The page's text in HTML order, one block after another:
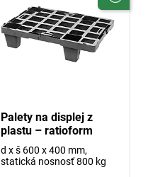
Palety na displej z
plastu – ratioform
d x š 600 x 400 mm,
statická nosnosť 800 kg